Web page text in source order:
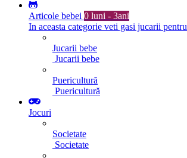
Articole bebei 0 luni - 3ani
In aceasta categorie veti gasi jucarii
Jucarii bebe
Jucarii bebe
Puericultură
Puericultură
Jocuri
Societate
Societate